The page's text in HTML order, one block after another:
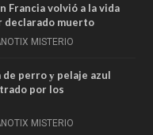
Francia volvió a la vida
declarado muerto
MISTERIO
de perro у pelaje azul
por los
MISTERIO